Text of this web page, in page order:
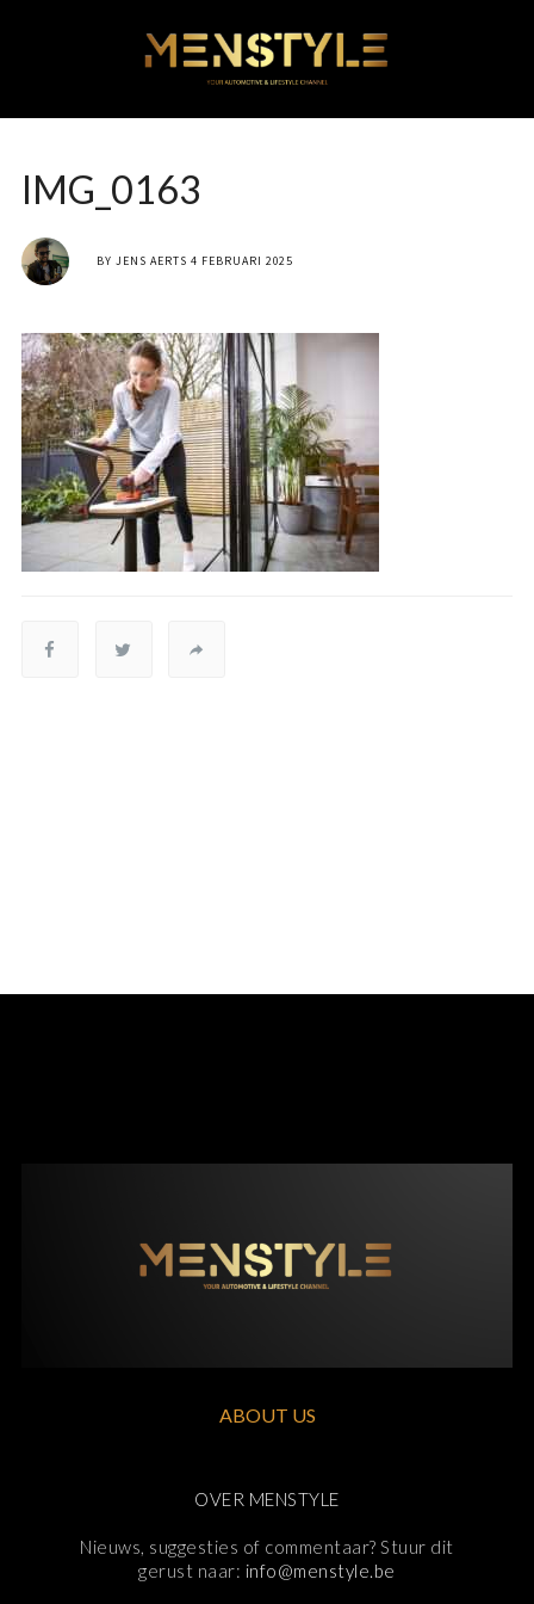
IMG_0163
BY JENS AERTS 4 FEBRUARI 2025
ABOUT US
OVER MENSTYLE
Nieuws, suggesties of commentaar? Stuur dit
gerust naar: info@menstyle.be